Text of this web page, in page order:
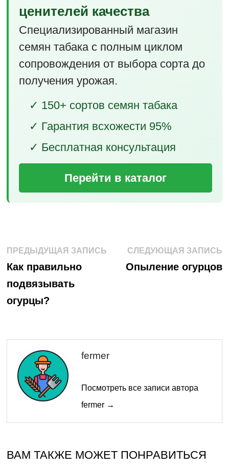
ценителей качества
Специализированный магазин
семян табака с полным циклом
сопровождения от выбора сорта до
получения урожая.
✓ 150+ сортов семян табака
✓ Гарантия всхожести 95%
✓ Бесплатная консультация
Перейти в каталог
Навигация
по
записям
ПРЕДЫДУЩАЯ ЗАПИСЬПредыдущая
запись:
Как правильно
подвязывать
огурцы?
СЛЕДУЮЩАЯ ЗАПИСЬ
Опыление огурцов
fermer
Посмотреть все записи автора
fermer →
ВАМ ТАКЖЕ МОЖЕТ ПОНРАВИТЬСЯ